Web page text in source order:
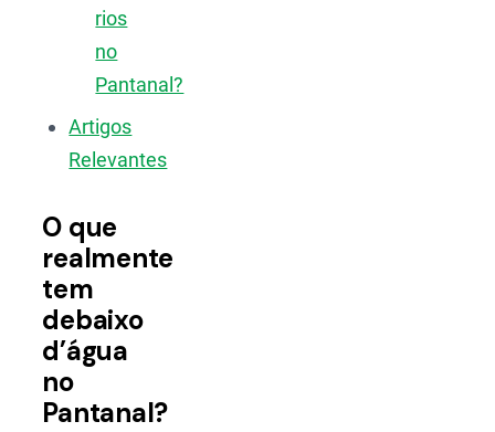
rios
no
Pantanal?
Artigos
Relevantes
O que
realmente
tem
debaixo
d’água
no
Pantanal?